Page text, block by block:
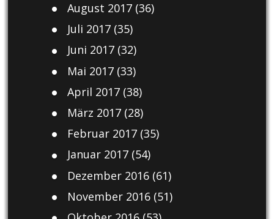
August 2017(36)
Juli 2017(35)
Juni 2017(32)
Mai 2017(33)
April 2017(38)
März 2017(28)
Februar 2017(35)
Januar 2017(54)
Dezember 2016(61)
November 2016(51)